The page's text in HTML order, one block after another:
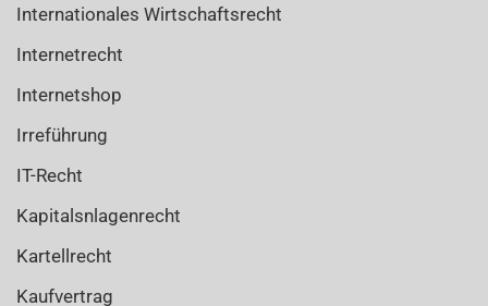
Internationales Wirtschaftsrecht
Internetrecht
Internetshop
Irreführung
IT-Recht
Kapitalsnlagenrecht
Kartellrecht
Kaufvertrag